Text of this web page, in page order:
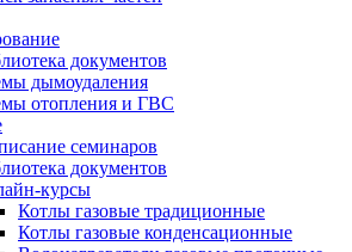
документов
дымоудаления
отопления и ГВС
семинаров
документов
курсы
Котлы газовые традиционные
Котлы газовые конденсационные